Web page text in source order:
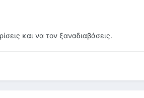
και να τον ξαναδιαβάσεις.